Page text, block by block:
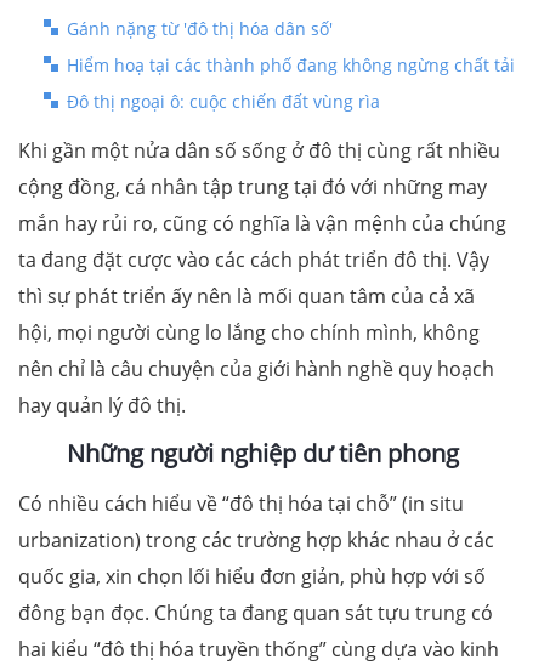
Gánh nặng từ 'đô thị hóa dân số'
Hiểm hoạ tại các thành phố đang không ngừng chất tải
Đô thị ngoại ô: cuộc chiến đất vùng rìa
Khi gần một nửa dân số sống ở đô thị cùng rất nhiều
cộng đồng, cá nhân tập trung tại đó với những may
mắn hay rủi ro, cũng có nghĩa là vận mệnh của chúng
ta đang đặt cược vào các cách phát triển đô thị. Vậy
thì sự phát triển ấy nên là mối quan tâm của cả xã
hội, mọi người cùng lo lắng cho chính mình, không
nên chỉ là câu chuyện của giới hành nghề quy hoạch
hay quản lý đô thị.
Những người nghiệp dư tiên phong
Có nhiều cách hiểu về “đô thị hóa tại chỗ” (in situ
urbanization) trong các trường hợp khác nhau ở các
quốc gia, xin chọn lối hiểu đơn giản, phù hợp với số
đông bạn đọc. Chúng ta đang quan sát tựu trung có
hai kiểu “đô thị hóa truyền thống” cùng dựa vào kinh